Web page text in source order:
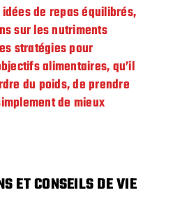
de repas équilibrés,
sur les nutriments
stratégies pour
alimentaires, qu’il
du poids, de prendre
de mieux
ET CONSEILS DE VIE